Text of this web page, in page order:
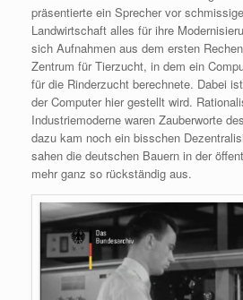
präsentierte ein Sprecher vor
Landwirtschaft alles für ihre
sich Aufnahmen aus dem ersten
Zentrum für Tierzucht, in dem ein
für die Rinderzucht berechnete. Dabei
der Computer hier gestellt wird.
Industriemoderne waren Zauberworte
dazu kam noch ein bisschen
sahen die deutschen Bauern in der
mehr ganz so rückständig aus.